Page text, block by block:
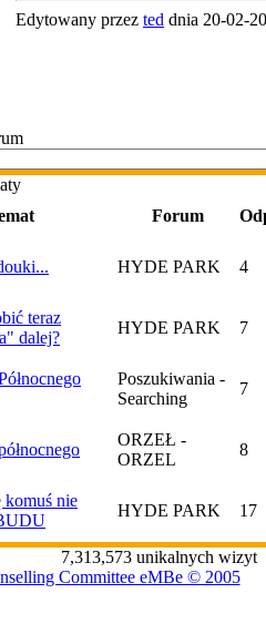
Edytowany przez ted dnia 20-02-
Forum
HYDE PARK 4
teraz
dalej?
HYDE PARK 7
Poszukiwania -
Searching
7
ORZEŁ -
ORZEL
8
komuś nie
HYDE PARK 17
7,313,573 unikalnych wizyt
Committee eMBe © 2005